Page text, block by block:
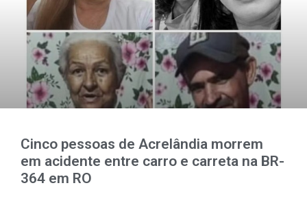
Cinco pessoas de Acrelândia morrem
em acidente entre carro e carreta na BR-
364 em RO